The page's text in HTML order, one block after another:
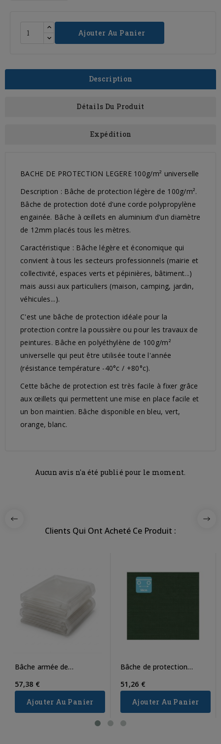
Ajouter Au Panier
Description
Détails Du Produit
Expédition
BACHE DE PROTECTION LEGERE 100g/m² universelle
Description : Bâche de protection légère de 100g/m².
Bâche de protection doté d'une corde polypropylène
engainée. Bâche à œillets en aluminium d'un diamètre
de 12mm placés tous les mètres.
Caractéristique : Bâche légère et économique qui
convient à tous les secteurs professionnels (mairie et
collectivité, espaces verts et pépinières, bâtiment...)
mais aussi aux particuliers (maison, camping, jardin,
véhicules...).
C'est une bâche de protection idéale pour la
protection contre la poussière ou pour les travaux de
peintures. Bâche en polyéthylène de 100g/m²
universelle qui peut être utilisée toute l'année
(résistance température -40°c / +80°c).
Cette bâche de protection est très facile à fixer grâce
aux œillets qui permettent une mise en place facile et
un bon maintien. Bâche disponible en bleu, vert,
orange, blanc.
Aucun avis n'a été publié pour le moment.
Clients Qui Ont Acheté Ce Produit :
Bâche armée de
57,38 €
Ajouter Au Panier
Bâche de protection
51,26 €
Ajouter Au Panier